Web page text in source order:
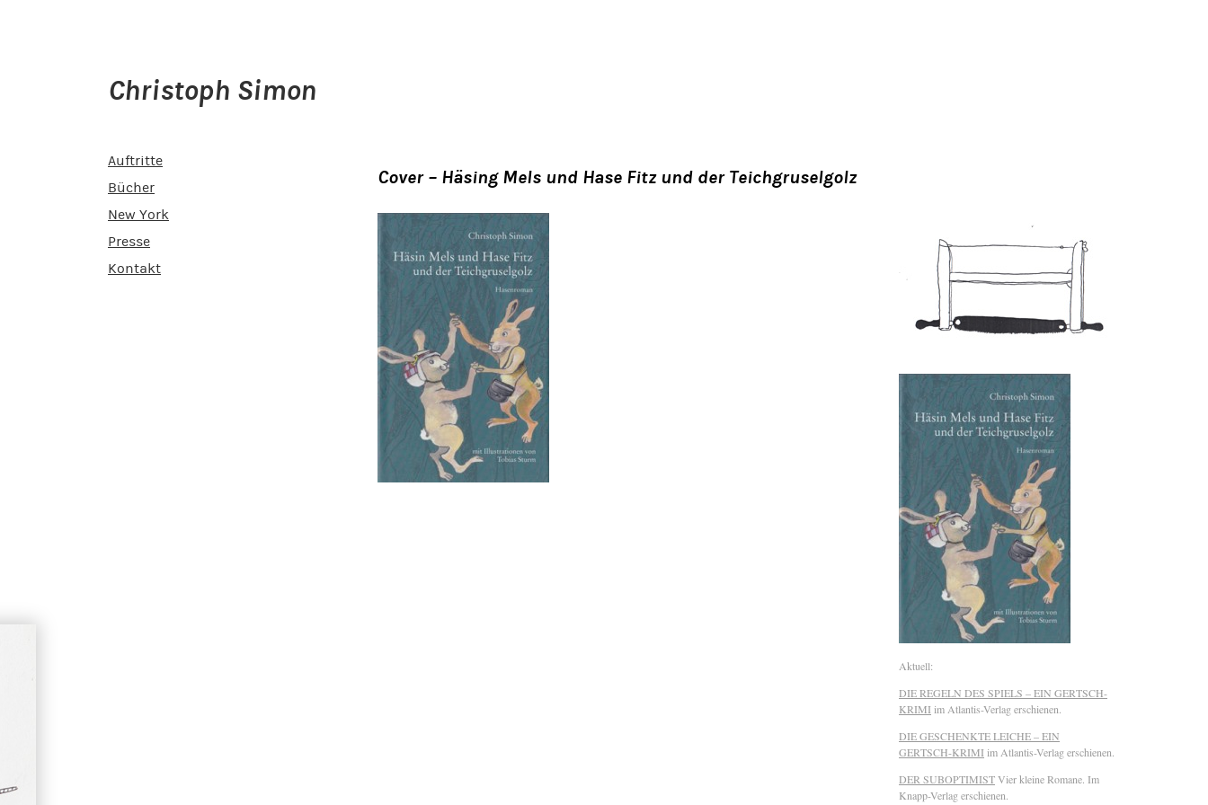
Christoph Simon
Auftritte
Bücher
New York
Presse
Kontakt
Cover – Häsing Mels und Hase Fitz und der Teichgruselgolz
Aktuell:
DIE REGELN DES SPIELS – EIN GERTSCH-
KRIMI im Atlantis-Verlag erschienen.
DIE GESCHENKTE LEICHE – EIN
GERTSCH-KRIMI im Atlantis-Verlag erschienen.
DER SUBOPTIMISTVier kleine Romane. Im
Knapp-Verlag erschienen.